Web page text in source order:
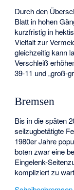
Durch den
Blatt in hohen
kurzfristig in
Vielfalt zur
gleichzeitig kann
Verschleiß
39-11 und „groß-
Bremsen
Bis in die späten
seilzugbetätigte
1980er Jahre
boten zwar eine
Eingelenk-
kompliziert zu